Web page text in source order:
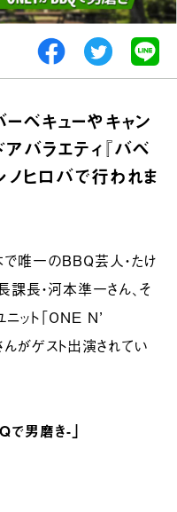
ベキューやキャン
バラエティ『バベ
ノヒロバで行われま
唯一のBBQ芸人・たけ
課長・河本準一さん、そ
ット「ONE N’
んがゲスト出演されてい
で男磨き-」